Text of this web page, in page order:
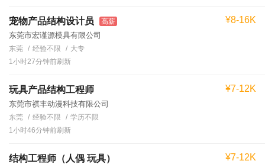
宠物产品结构设计员 高薪
东莞市宏谨源模具有限公司
¥8-16K
东莞 经验不限
大专
1小时27分钟前刷新
玩具产品结构工程师
东莞市祺丰动漫科技有限公司
¥7-12K
东莞 经验不限
学历不限
1小时46分钟前刷新
结构工程师（人偶 玩具） ¥7-12K